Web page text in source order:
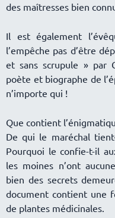
des maîtresses bien
Il est également
l’empêche pas d’être
et sans scrupule » par
poète et biographe de
n’importe qui !
Que contient
De qui le maréchal
Pourquoi le confie-t-il
les moines n’ont
bien des secrets
document contient une
de plantes médicinales.